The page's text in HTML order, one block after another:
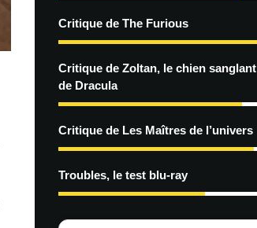
Critique de The Furious
Critique de Zoltan, le chien sanglant
de Dracula
Critique de Les Maîtres de l’univers
Troubles, le test blu-ray